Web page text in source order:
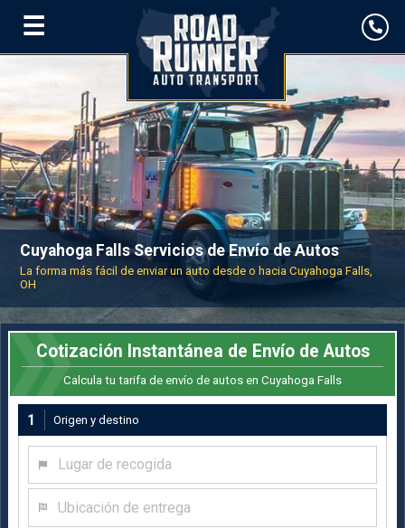
☰
Cuyahoga Falls Servicios de Envío de Autos
La forma más fácil de enviar un auto desde o hacia Cuyahoga Falls,
OH
Cotización Instantánea de Envío de Autos
Calcula tu tarifa de envío de autos en Cuyahoga Falls
1 Origen y destino